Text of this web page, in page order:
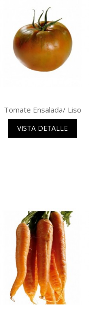
Tomate Ensalada/ Liso
VISTA DETALLE